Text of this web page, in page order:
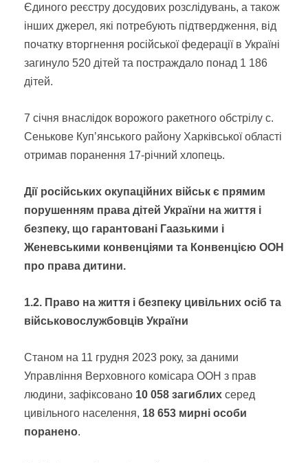
Єдиного реєстру досудових розслідувань, а також
інших джерел, які потребують підтвердження, від
початку вторгнення російської федерації в Україні
загинуло 520 дітей та постраждало понад 1 186
дітей.
7 січня внаслідок ворожого ракетного обстрілу с.
Сенькове Купʼянського району Харківської області
отримав поранення 17-річний хлопець.
Дії російських окупаційних військ є прямим
порушенням права дітей України на життя і
безпеку, що гарантовані Гаазькими і
Женевськими конвенціями та Конвенцією ООН
про права дитини.
1.2. Право на життя і безпеку цивільних осіб та
військовослужбовців України
Станом на 11 грудня 2023 року, за даними
Управління Верховного комісара ООН з прав
людини, зафіксовано 10 058 загиблих серед
цивільного населення, 18 653 мирні особи
поранено.